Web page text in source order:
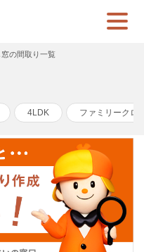
の間取り一覧
4LDK ファミリークロ